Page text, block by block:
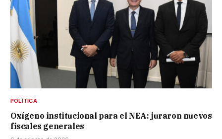
POLÍTICA
Oxígeno institucional para el NEA: juraron nuevos
fiscales generales